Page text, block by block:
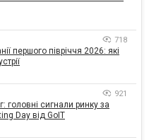
718
першого півріччя 2026: які
921
головні сигнали ринку за
Day від GoIT